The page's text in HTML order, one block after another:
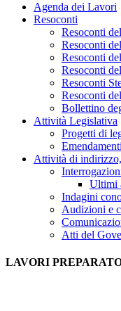
Agenda dei Lavori
Resoconti
Resoconti
Resoconti
Resoconti
Resoconti
Resoconti
Resoconti
Bollettino
Attività Legislativa
Progetti di
Emendamenti
Attività di
Ultimi
Indagini
Audizioni e
Atti del
LAVORI